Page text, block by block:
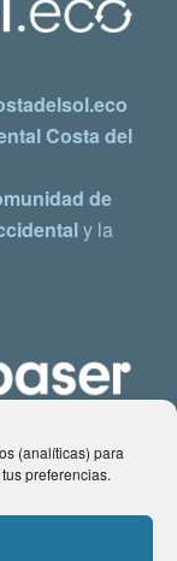
(analíticas) para
preferencias.
Costa del
de
y la